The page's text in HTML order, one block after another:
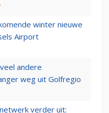
winter nieuwe
Airport
andere
weg uit Golfregio
verder uit: